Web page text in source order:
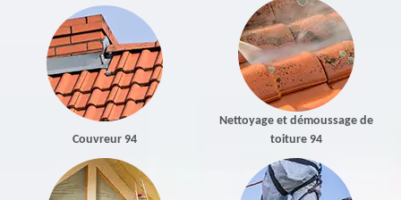
Couvreur 94
Nettoyage et démoussage de
toiture 94